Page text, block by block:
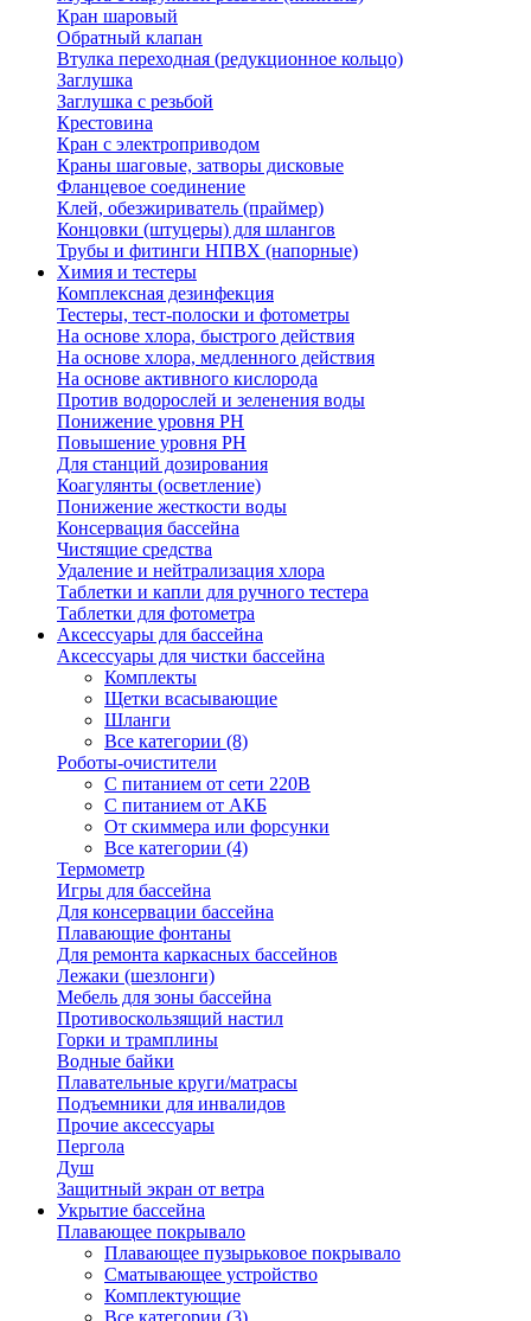
Кран шаровый
Обратный клапан
Втулка переходная (редукционное кольцо)
Заглушка
Заглушка с резьбой
Крестовина
Кран с электроприводом
Краны шаговые, затворы дисковые
Фланцевое соединение
Клей, обезжириватель (праймер)
Концовки (штуцеры) для шлангов
Трубы и фитинги НПВХ (напорные)
Химия и тестеры
Комплексная дезинфекция
Тестеры, тест-полоски и фотометры
На основе хлора, быстрого действия
На основе хлора, медленного действия
На основе активного кислорода
Против водорослей и зеленения воды
Понижение уровня РН
Повышение уровня РН
Для станций дозирования
Коагулянты (осветление)
Понижение жесткости воды
Консервация бассейна
Чистящие средства
Удаление и нейтрализация хлора
Таблетки и капли для ручного тестера
Таблетки для фотометра
Аксессуары для бассейна
Аксессуары для чистки бассейна
Комплекты
Щетки всасывающие
Шланги
Все категории (8)
Роботы-очистители
С питанием от сети 220В
С питанием от АКБ
От скиммера или форсунки
Все категории (4)
Термометр
Игры для бассейна
Для консервации бассейна
Плавающие фонтаны
Для ремонта каркасных бассейнов
Лежаки (шезлонги)
Мебель для зоны бассейна
Противоскользящий настил
Горки и трамплины
Водные байки
Плавательные круги/матрасы
Подъемники для инвалидов
Прочие аксессуары
Пергола
Душ
Защитный экран от ветра
Укрытие бассейна
Плавающее покрывало
Плавающее пузырьковое покрывало
Сматывающее устройство
Комплектующие
Все категории (3)